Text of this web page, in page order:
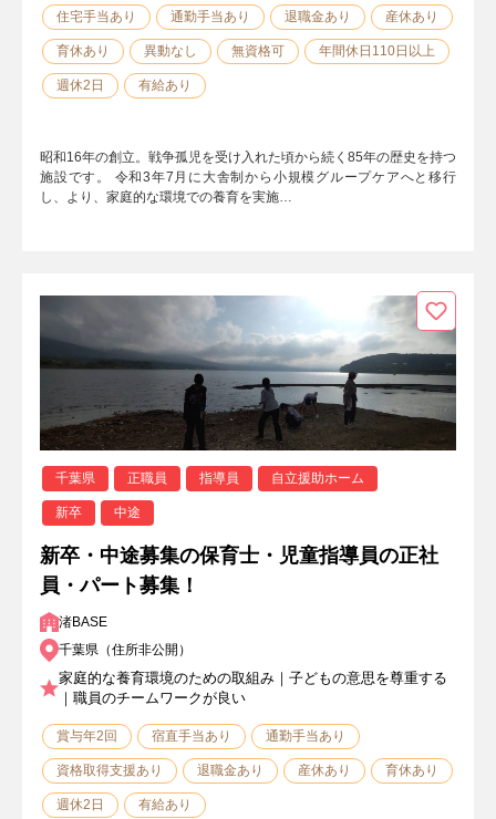
住宅手当あり 通勤手当あり 退職金あり 産休あり
育休あり 異動なし 無資格可 年間休日110日以上
週休2日 有給あり
昭和16年の創立。戦争孤児を受け入れた頃から続く85年の歴史を持つ
施設です。 令和3年7月に大舎制から小規模グループケアへと移行
し、より、家庭的な環境での養育を実施…
千葉県 正職員 指導員 自立援助ホーム
新卒 中途
新卒・中途募集の保育士・児童指導員の正社
員・パート募集！
渚BASE
千葉県（住所非公開）
家庭的な養育環境のための取組み｜子どもの意思を尊重する
｜職員のチームワークが良い
賞与年2回 宿直手当あり 通勤手当あり
資格取得支援あり 退職金あり 産休あり 育休あり
週休2日 有給あり